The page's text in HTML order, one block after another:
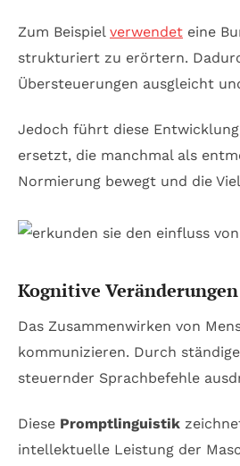
Zum Beispiel verwendet eine
strukturiert zu erörtern.
Übersteuerungen ausgleicht
Jedoch führt diese
ersetzt, die manchmal als
Normierung bewegt und die
Kognitive
Das Zusammenwirken von
kommunizieren. Durch
steuernder Sprachbefehle
Diese Promptlinguistik
intellektuelle Leistung der